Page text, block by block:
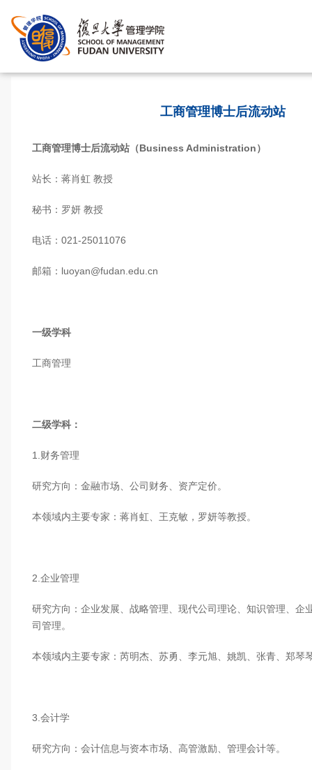
工商管理博士后流动站
工商管理博士后流动站（Business Administration）
站长：蒋肖虹 教授
秘书：罗妍 教授
电话：021-25011076
邮箱：luoyan@fudan.edu.cn
一级学科
工商管理
二级学科：
1.财务管理
研究方向：金融市场、公司财务、资产定价。
本领域内主要专家：蒋肖虹、王克敏，罗妍等教授。
2.企业管理
研究方向：企业发展、战略管理、现代公司理论、知识管理、企
司管理。
本领域内主要专家：芮明杰、苏勇、李元旭、姚凯、张青、郑琴
3.会计学
研究方向：会计信息与资本市场、高管激励、管理会计等。